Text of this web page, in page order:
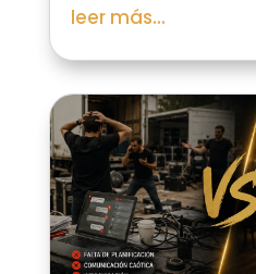
leer más...